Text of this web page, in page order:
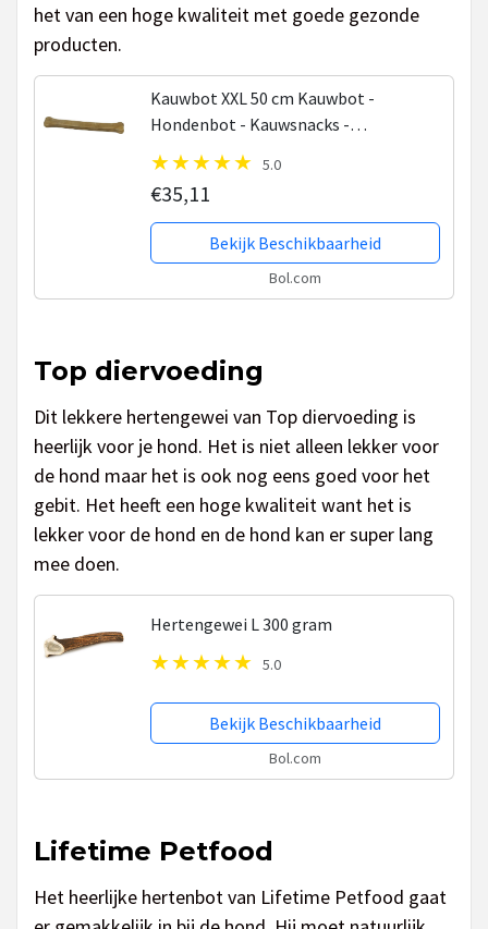
het van een hoge kwaliteit met goede gezonde
producten.
Kauwbot XXL 50 cm Kauwbot -
Hondenbot - Kauwsnacks -
Hondensnacks - Gedroogd
5.0
€35,11
Bekijk Beschikbaarheid
Bol.com
Top diervoeding
Dit lekkere hertengewei van Top diervoeding is
heerlijk voor je hond. Het is niet alleen lekker voor
de hond maar het is ook nog eens goed voor het
gebit. Het heeft een hoge kwaliteit want het is
lekker voor de hond en de hond kan er super lang
mee doen.
Hertengewei L 300 gram
5.0
Bekijk Beschikbaarheid
Bol.com
Lifetime Petfood
Het heerlijke hertenbot van Lifetime Petfood gaat